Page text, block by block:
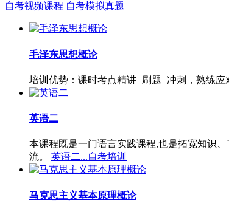
自考视频课程 自考模拟真题
毛泽东思想概论
培训优势：课时考点精讲+刷题+冲刺，熟练
英语二
本课程既是一门语言实践课程,也是拓宽知识
流。
英语二...自考培训
马克思主义基本原理概论